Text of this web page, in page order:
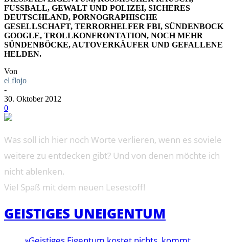
FUSSBALL, GEWALT UND POLIZEI, SICHERES D
EUTSCHLAND, PORNOGRAPHISCHE G
ESELLSCHAFT, TERRORHELFER FBI, SÜNDENBOCK G
OOGLE, TROLLKONFRONTATION, NOCH MEHR S
ÜNDENBÖCKE, AUTOVERKÄUFER UND GEFALLENE H
ELDEN.
Von
el flojo
-
30. Oktober 2012
0
Was soll ich hier noch Worte verlieren, wenn es soviele
weitere zu entdecken gibt? Und von denen möchte ich
nicht ablenken.
Viel Spaß mit dem neuen Lesestoff!
GEISTIGES UNEIGENTUM